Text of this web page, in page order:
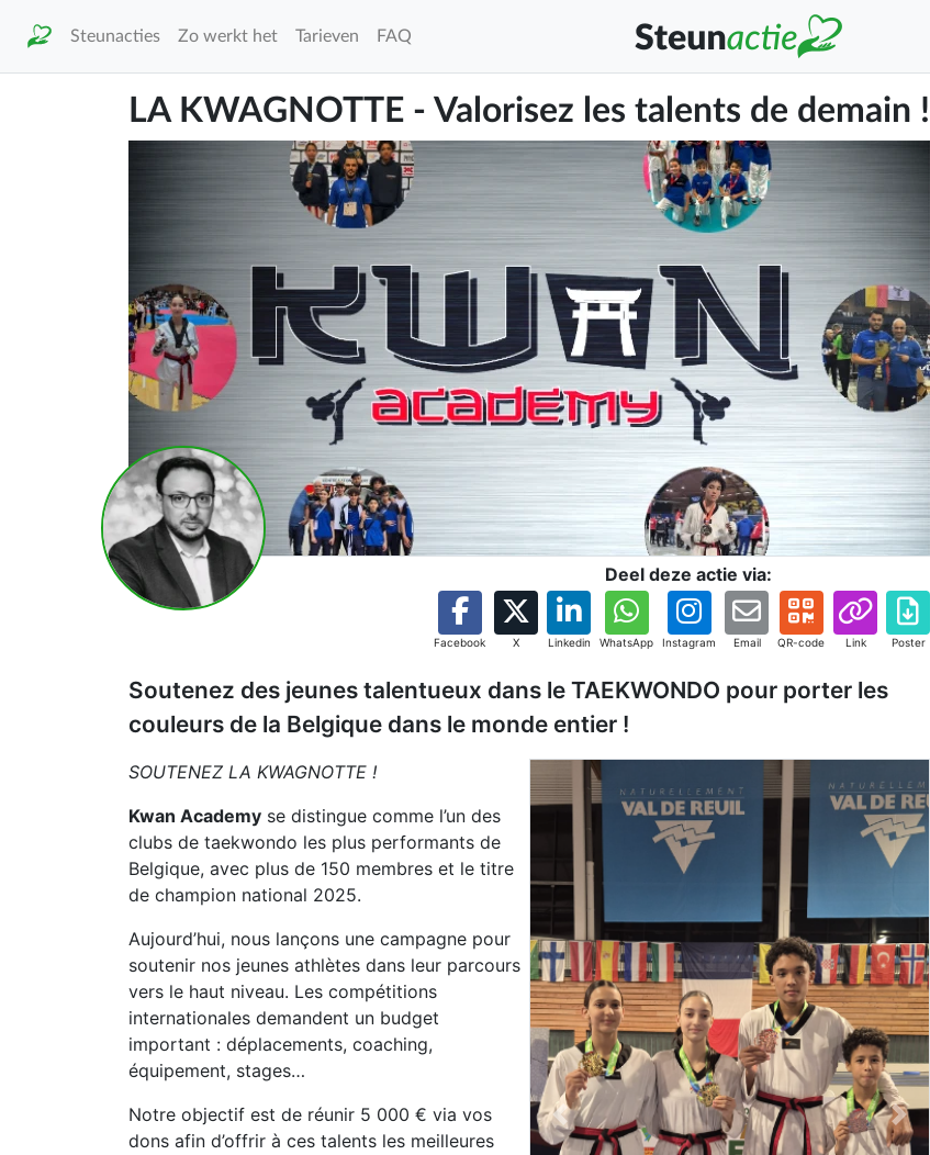
Steunacties Zo werkt het Tarieven FAQ
LA KWAGNOTTE - Valorisez les talents de demain !
Deel deze actie via:
Facebook X Linkedin WhatsApp Instagram Email QR-code Link Poster
Soutenez des jeunes talentueux dans le TAEKWONDO pour porter les
couleurs de la Belgique dans le monde entier !
Previous Next
SOUTENEZ LA KWAGNOTTE !
Kwan Academy se distingue comme l’un des
clubs de taekwondo les plus performants de
Belgique, avec plus de 150 membres et le titre
de champion national 2025.
Aujourd’hui, nous lançons une campagne pour
soutenir nos jeunes athlètes dans leur parcours
vers le haut niveau. Les compétitions
internationales demandent un budget
important : déplacements, coaching,
équipement, stages…
Notre objectif est de réunir 5 000 € via vos
dons afin d’offrir à ces talents les meilleures